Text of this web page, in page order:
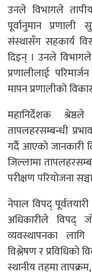
उनले विभागले तापीय
पूर्वानुमान
संस्थासँग सहकार्य
दिइन् । उनले विभागले
प्रणालीलाई
मापन प्रणालीको
महानिर्देशक
तापलहरसम्बन्धी
गर्दै आएको जानकारी
जिल्लामा
परीक्षण परियोजना
नेपाल विपद्
अधिकारीले विपद्
व्यवस्थापनका
विश्लेषण र प्रविधिको
स्थानीय तहमा